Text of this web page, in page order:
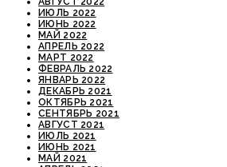
ИЮЛЬ 2022
ИЮНЬ 2022
МАЙ 2022
АПРЕЛЬ 2022
МАРТ 2022
ФЕВРАЛЬ 2022
ЯНВАРЬ 2022
ДЕКАБРЬ 2021
ОКТЯБРЬ 2021
СЕНТЯБРЬ 2021
АВГУСТ 2021
ИЮЛЬ 2021
ИЮНЬ 2021
МАЙ 2021